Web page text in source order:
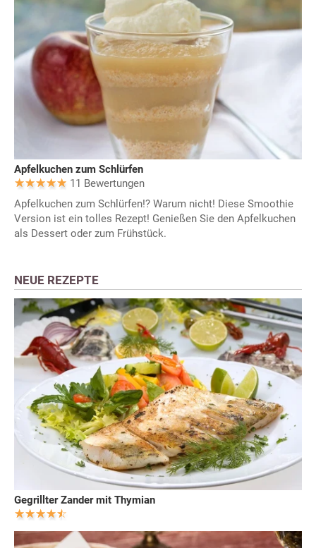
Apfelkuchen zum Schlürfen
11 Bewertungen
Apfelkuchen zum Schlürfen!? Warum nicht! Diese Smoothie
Version ist ein tolles Rezept! Genießen Sie den Apfelkuchen
als Dessert oder zum Frühstück.
NEUE REZEPTE
Gegrillter Zander mit Thymian